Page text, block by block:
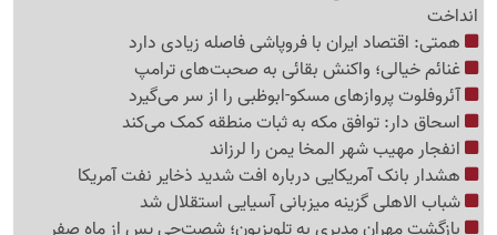
انداخت
همتی: اقتصاد ایران با فروپاشی فاصله زیادی دارد
غنائم خیالی؛ واکنش بقائی به صحبت‌های ترامپ
آئروفلوت پروازهای مسکو-ابوظبی را از سر می‌گیرد
اسحاق دار: توافق مکه به ثبات منطقه کمک می‌کند
انفجار مهیب شهر المخا یمن را لرزاند
هشدار بانک آمریکایی درباره افت شدید ذخایر نفت آمریکا
شباب الاهلی گزینه میزبانی آسیایی استقلال شد
بازگشت مهران مدیری به تلویزیون؛ شصت‌چی پس از ماه صفر